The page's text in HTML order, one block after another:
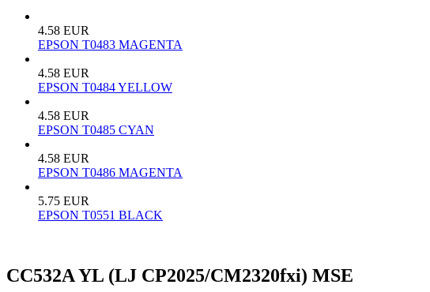
4.58 EUR
EPSON T0483 MAGENTA
4.58 EUR
EPSON T0484 YELLOW
4.58 EUR
EPSON T0485 CYAN
4.58 EUR
EPSON T0486 MAGENTA
5.75 EUR
EPSON T0551 BLACK
CC532A YL (LJ CP2025/CM2320fxi) MSE